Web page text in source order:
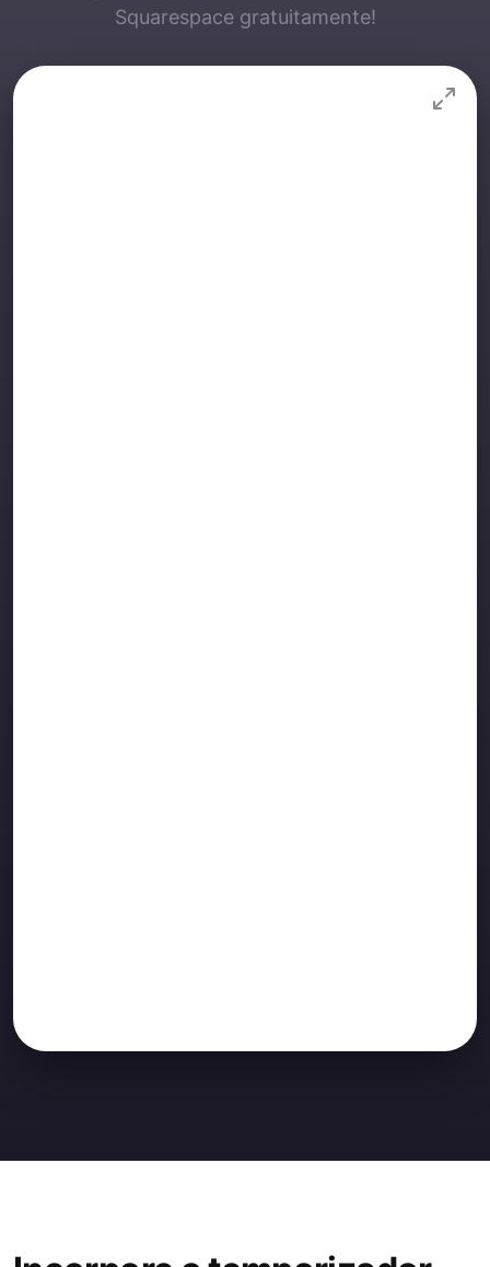
Squarespace gratuitamente!